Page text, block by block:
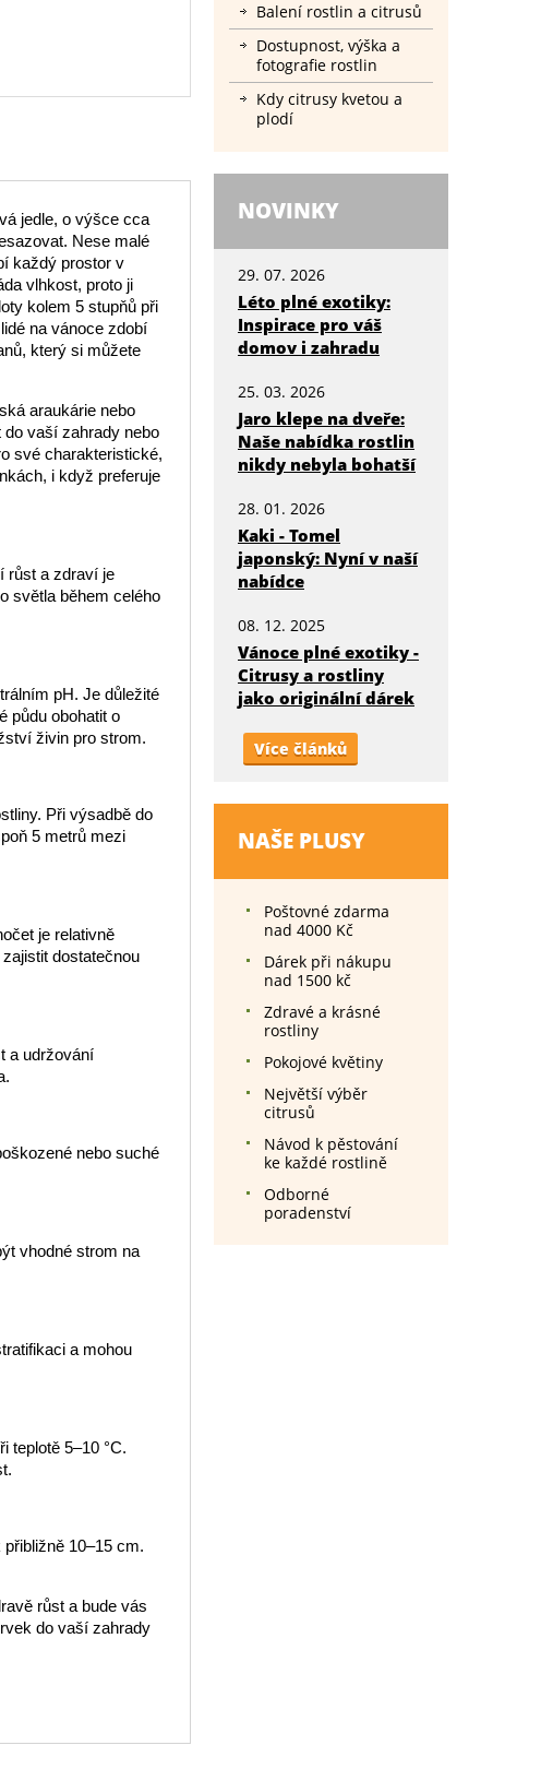
jedle, o výšce cca
Nese malé
každý prostor v
vlhkost, proto ji
kolem 5 stupňů při
na vánoce zdobí
který si můžete
araukárie nebo
vaší zahrady nebo
své charakteristické,
i když preferuje
růst a zdraví je
světla během celého
pH. Je důležité
půdu obohatit o
živin pro strom.
Při výsadbě do
5 metrů mezi
je relativně
dostatečnou
a udržování
nebo suché
vhodné strom na
a mohou
teplotě 5–10 °C.
10–15 cm.
růst a bude vás
do vaší zahrady
Balení rostlin a citrusů
Dostupnost, výška a
fotografie rostlin
Kdy citrusy kvetou a
plodí
NOVINKY
29. 07. 2026
Léto plné exotiky:
Inspirace pro váš
domov i zahradu
25. 03. 2026
Jaro klepe na dveře:
Naše nabídka rostlin
nikdy nebyla bohatší
28. 01. 2026
Kaki - Tomel
japonský: Nyní v naší
nabídce
08. 12. 2025
Vánoce plné exotiky -
Citrusy a rostliny
jako originální dárek
Více článků
NAŠE PLUSY
Poštovné zdarma
nad 4000 Kč
Dárek při nákupu
nad 1500 kč
Zdravé a krásné
rostliny
Pokojové květiny
Největší výběr
citrusů
Návod k pěstování
ke každé rostlině
Odborné
poradenství